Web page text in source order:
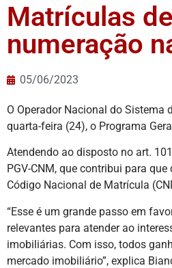
Matrículas
numeração
05/06/2023
O Operador Nacional do Sistema
quarta-feira (24), o Programa
Atendendo ao disposto no art.
PGV-CNM, que contribui para
Código Nacional de Matrícula
“Esse é um grande passo em
relevantes para atender ao
imobiliárias. Com isso, todos
mercado imobiliário”, explica